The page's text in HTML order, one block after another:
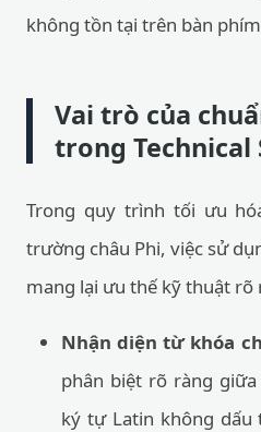
không tồn tại trên bàn phím
Vai trò của
trong Technical
Trong quy trình tối ưu
trường châu Phi, việc sử
mang lại ưu thế kỹ thuật rõ
Nhận diện từ khóa
phân biệt rõ ràng
ký tự Latin không dấu